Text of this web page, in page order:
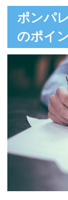
ポンパ
のポイ